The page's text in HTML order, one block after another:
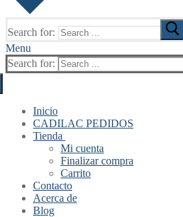
Search for:
Menu
Search for:
Inicio
CADILAC PEDIDOS
Tienda
Mi cuenta
Finalizar compra
Carrito
Contacto
Acerca de
Blog